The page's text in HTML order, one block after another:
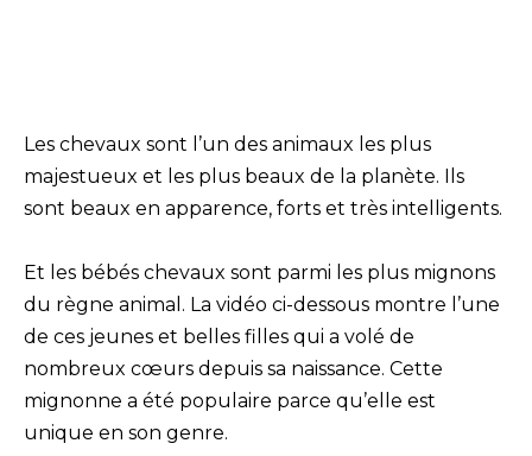
Les chevaux sont l’un des animaux les plus
majestueux et les plus beaux de la planète. Ils
sont beaux en apparence, forts et très intelligents.
Et les bébés chevaux sont parmi les plus mignons
du règne animal. La vidéo ci-dessous montre l’une
de ces jeunes et belles filles qui a volé de
nombreux cœurs depuis sa naissance. Cette
mignonne a été populaire parce qu’elle est
unique en son genre.